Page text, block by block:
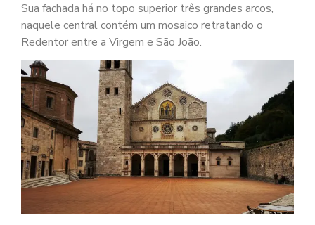
Sua fachada há no topo superior três grandes arcos,
naquele central contém um mosaico retratando o
Redentor entre a Virgem e São João.